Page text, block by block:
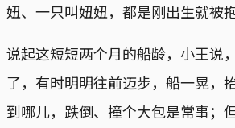
妞、一只叫妞妞，都是刚出生就被
说起这短短两个月的船龄，小王说
了，有时明明往前迈步，船一晃，
到哪儿，跌倒、撞个大包是常事；